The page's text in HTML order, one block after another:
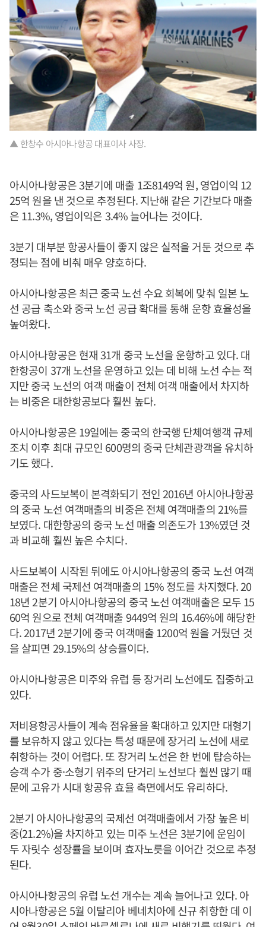
▲ 한창수 아시아나항공 대표이사 사장.
아시아나항공은 3분기에 매출 1조8149억 원, 영업이익 12
25억 원을 낸 것으로 추정된다. 지난해 같은 기간보다 매출
은 11.3%, 영업이익은 3.4% 늘어나는 것이다.
3분기 대부분 항공사들이 좋지 않은 실적을 거둔 것으로 추
정되는 점에 비춰 매우 양호하다.
아시아나항공은 최근 중국 노선 수요 회복에 맞춰 일본 노
선 공급 축소와 중국 노선 공급 확대를 통해 운항 효율성을
높여왔다.
아시아나항공은 현재 31개 중국 노선을 운항하고 있다. 대
한항공이 37개 노선을 운영하고 있는 데 비해 노선 수는 적
지만 중국 노선의 여객 매출이 전체 여객 매출에서 차지하
는 비중은 대한항공보다 훨씬 높다.
아시아나항공은 19일에는 중국의 한국행 단체여행객 규제
조치 이후 최대 규모인 600명의 중국 단체관광객을 유치하
기도 했다.
중국의 사드보복이 본격화되기 전인 2016년 아시아나항공
의 중국 노선 여객매출의 비중은 전체 여객매출의 21%를
보였다. 대한항공의 중국 노선 매출 의존도가 13%였던 것
과 비교해 훨씬 높은 수치다.
사드보복이 시작된 뒤에도 아시아나항공의 중국 노선 여객
매출은 전체 국제선 여객매출의 15% 정도를 차지했다. 20
18년 2분기 아시아나항공의 중국 노선 여객매출은 모두 15
60억 원으로 전체 여객매출 9449억 원의 16.46%에 해당한
다. 2017년 2분기에 중국 여객매출 1200억 원을 거뒀던 것
을 살피면 29.15%의 상승률이다.
아시아나항공은 미주와 유럽 등 장거리 노선에도 집중하고
있다.
저비용항공사들이 계속 점유율을 확대하고 있지만 대형기
를 보유하지 않고 있다는 특성 때문에 장거리 노선에 새로
취항하는 것이 어렵다. 또 장거리 노선은 한 번에 탑승하는
승객 수가 중·소형기 위주의 단거리 노선보다 훨씬 많기 때
문에 고유가 시대 항공유 효율 측면에서도 유리하다.
2분기 아시아나항공의 국제선 여객매출에서 가장 높은 비
중(21.2%)을 차지하고 있는 미주 노선은 3분기에 운임이
두 자릿수 성장률을 보이며 효자노릇을 이어간 것으로 추정
된다.
아시아나항공의 유럽 노선 개수는 계속 늘어나고 있다. 아
시아나항공은 5월 이탈리아 베네치아에 신규 취항한 데 이